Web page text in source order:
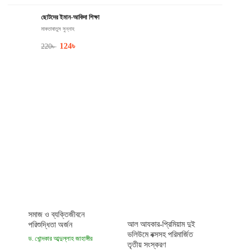
ছোটদের ইমান-আকিদা শিক্ষা
মাকতাবাতুস সুন্নাহ
220৳ 124৳
সমাজ ও ব্যক্তিজীবনে
পরিশুদ্ধিতা অর্জন
ড. খোন্দকার আব্দুল্লাহ জাহাঙ্গীর
আল আযকার-প্রিমিয়াম দুই
ভলিউমে বক্সসহ পরিমার্জিত
তৃতীয় সংস্করণ